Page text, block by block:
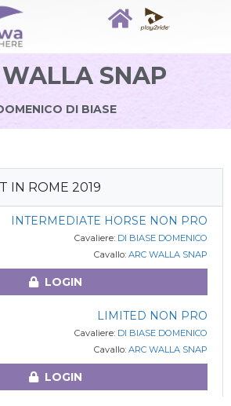
SNAP
DI BIASE
IN ROME 2019
INTERMEDIATE HORSE NON PRO
Cavaliere: DI BIASE DOMENICO
Cavallo: ARC WALLA SNAP
LOGIN
LIMITED NON PRO
Cavaliere: DI BIASE DOMENICO
Cavallo: ARC WALLA SNAP
LOGIN